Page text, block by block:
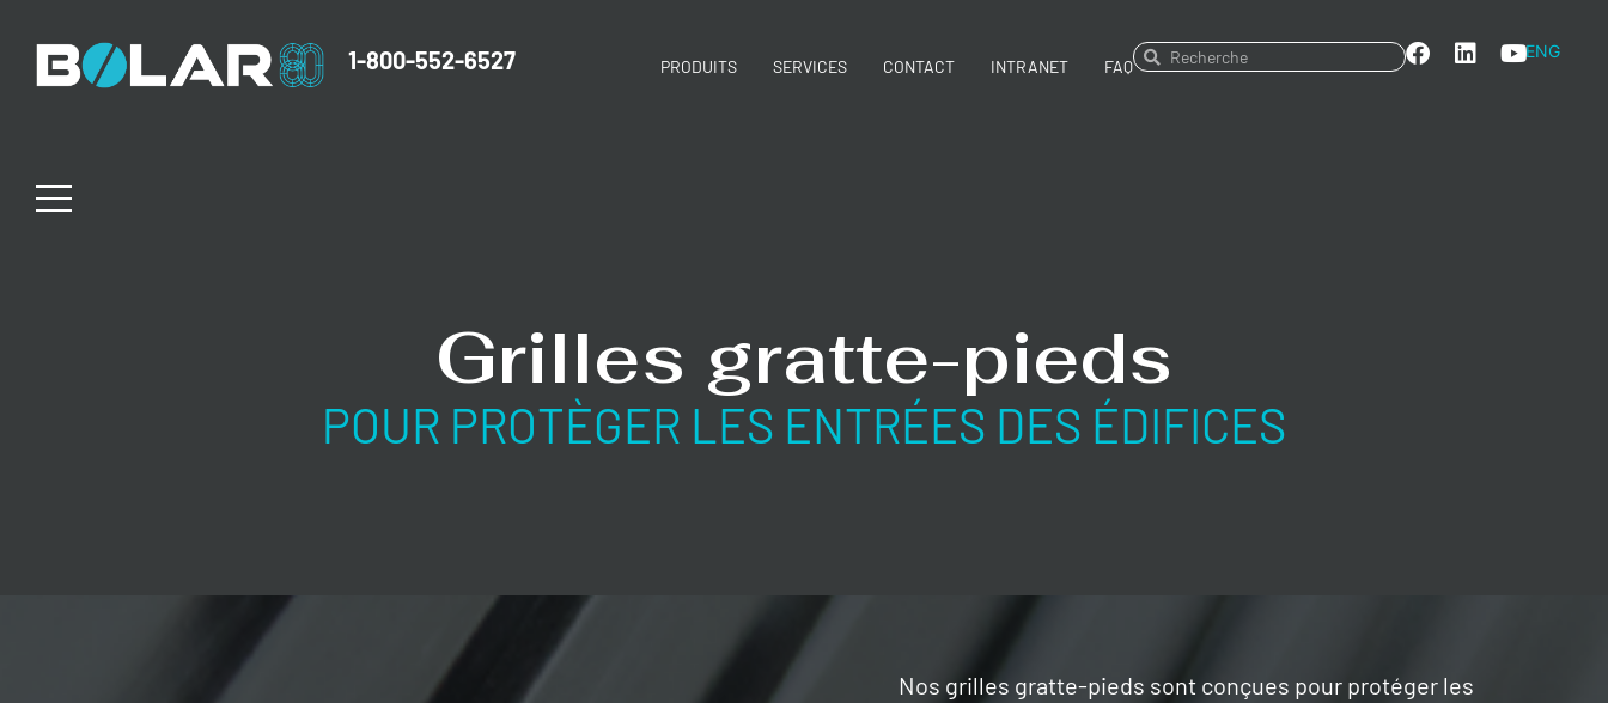
1-800-552-6527 PRODUITS SERVICES CONTACT INTRANET FAQ
ENG
Grilles gratte-pieds
POUR PROTÈGER LES ENTRÉES DES ÉDIFICES
Nos grilles gratte-pieds sont conçues pour protéger les